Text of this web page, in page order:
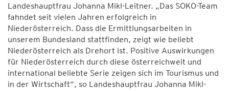
Landeshauptfrau Johanna Mikl-Leitner. „Das SOKO-Team
fahndet seit vielen Jahren erfolgreich in
Niederösterreich. Dass die Ermittlungsarbeiten in
unserem Bundesland stattfinden, zeigt wie beliebt
Niederösterreich als Drehort ist. Positive Auswirkungen
für Niederösterreich durch diese österreichweit und
international beliebte Serie zeigen sich im Tourismus und
in der Wirtschaft“, so Landeshauptfrau Johanna Mikl-